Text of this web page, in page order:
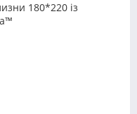
180*220 із